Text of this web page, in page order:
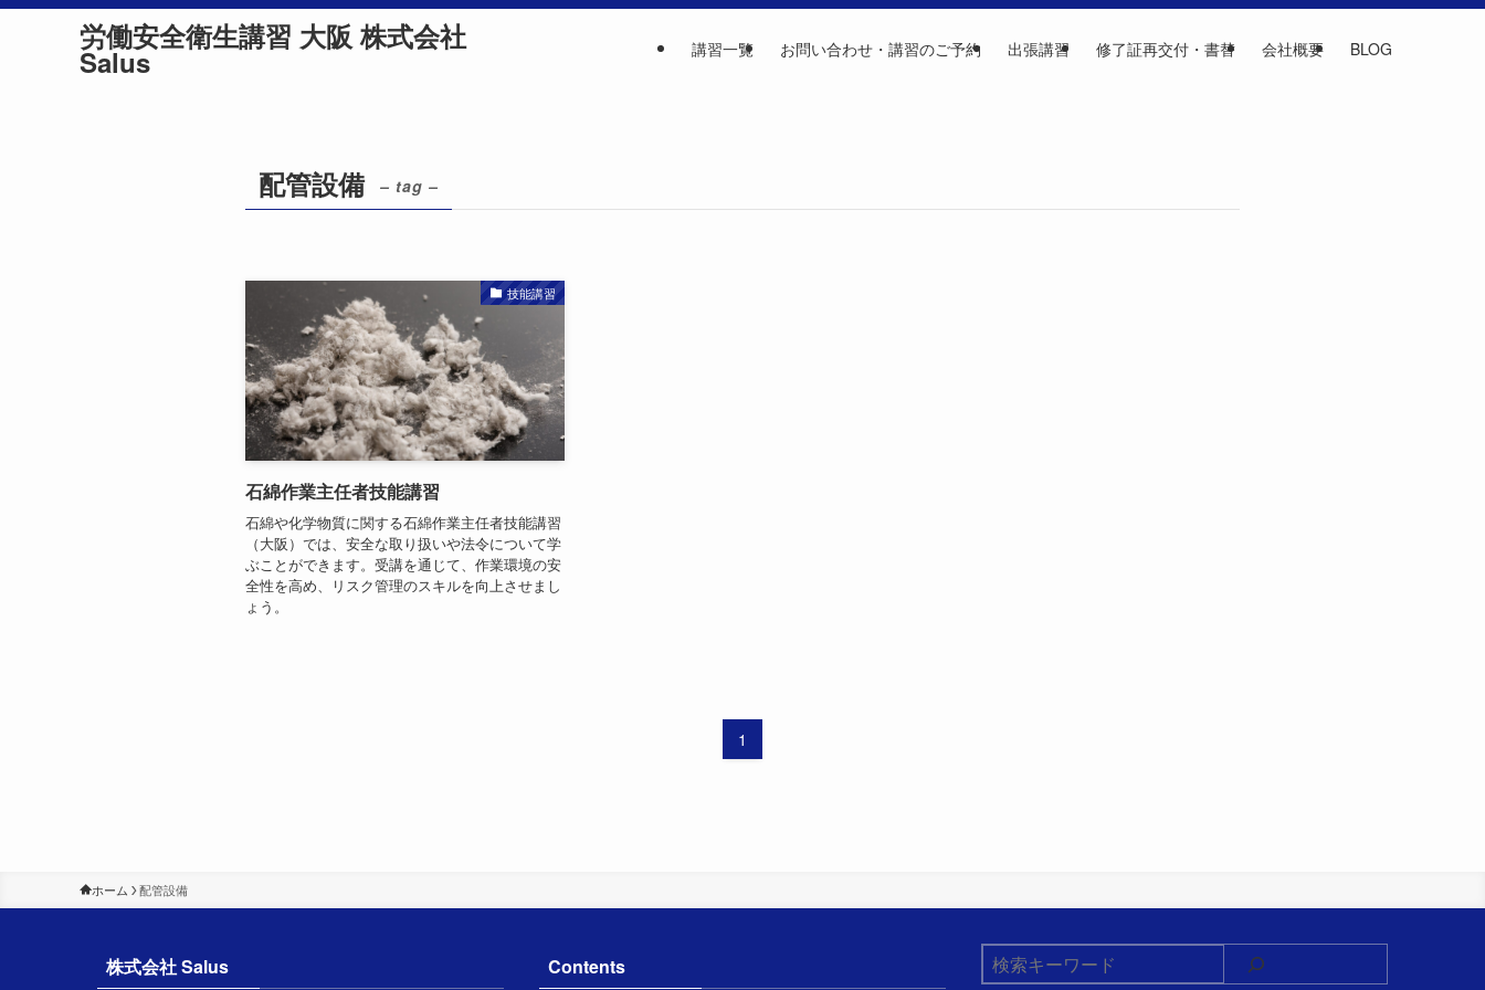
労働安全衛生講習 大阪 株式会社
Salus 講習一覧 お問い合わせ・講習のご予約 出張講習 修了証再交付・書替 会社概要 BLOG
配管設備 – tag –
技能講習
石綿作業主任者技能講習
石綿や化学物質に関する石綿作業主任者技能講習
（大阪）では、安全な取り扱いや法令について学
ぶことができます。受講を通じて、作業環境の安
全性を高め、リスク管理のスキルを向上させまし
ょう。
1
ホーム 配管設備
株式会社 Salus Contents